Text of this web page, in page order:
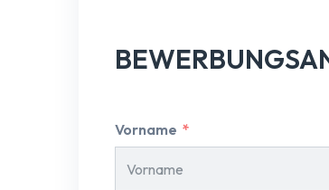
Vorname